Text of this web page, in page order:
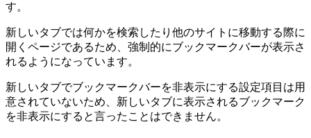
す。
新しいタブでは何かを検索したり他のサイトに移動する際に
開くページであるため、強制的にブックマークバーが表示さ
れるようになっています。
新しいタブでブックマークバーを非表示にする設定項目は用
意されていないため、新しいタブに表示されるブックマーク
を非表示にすると言ったことはできません。